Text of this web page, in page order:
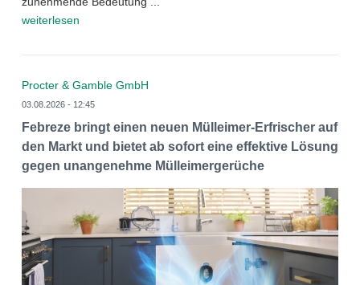
weiterlesen
Procter & Gamble GmbH
03.08.2026 - 12:45
Febreze bringt einen neuen Mülleimer-Erfrischer auf
den Markt und bietet ab sofort eine effektive Lösung
gegen unangenehme Mülleimergerüche